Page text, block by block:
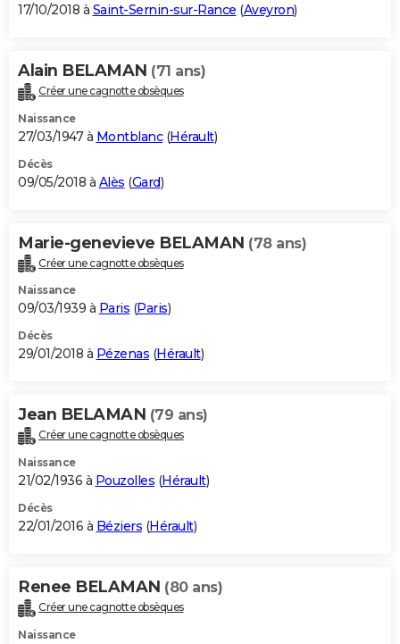
17/10/2018 à Saint-Sernin-sur-Rance (Aveyron)
Alain BELAMAN (71 ans)
Créer une cagnotte obsèques
Naissance
27/03/1947 à Montblanc(Hérault)
Décès
09/05/2018 à Alès (Gard)
Marie-genevieve BELAMAN (78 ans)
Créer une cagnotte obsèques
Naissance
09/03/1939 à Paris (Paris)
Décès
29/01/2018 à Pézenas (Hérault)
Jean BELAMAN (79 ans)
Créer une cagnotte obsèques
Naissance
21/02/1936 à Pouzolles (Hérault)
Décès
22/01/2016 à Béziers (Hérault)
Renee BELAMAN (80 ans)
Créer une cagnotte obsèques
Naissance